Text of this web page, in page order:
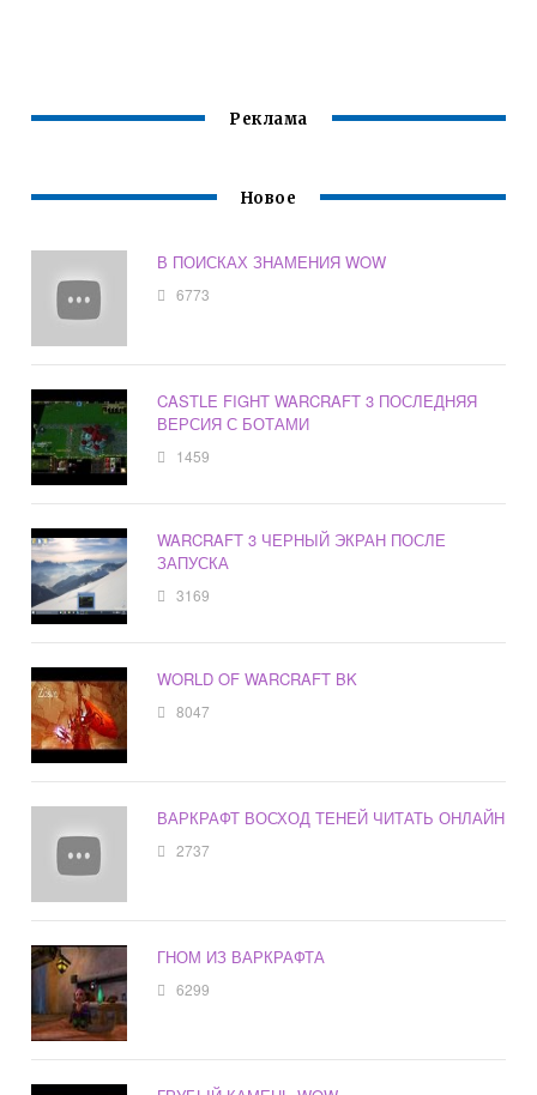
Реклама
Новое
В ПОИСКАХ ЗНАМЕНИЯ WOW
6773
CASTLE FIGHT WARCRAFT 3 ПОСЛЕДНЯЯ
ВЕРСИЯ С БОТАМИ
1459
WARCRAFT 3 ЧЕРНЫЙ ЭКРАН ПОСЛЕ
ЗАПУСКА
3169
WORLD OF WARCRAFT BK
8047
ВАРКРАФТ ВОСХОД ТЕНЕЙ ЧИТАТЬ ОНЛАЙН
2737
ГНОМ ИЗ ВАРКРАФТА
6299